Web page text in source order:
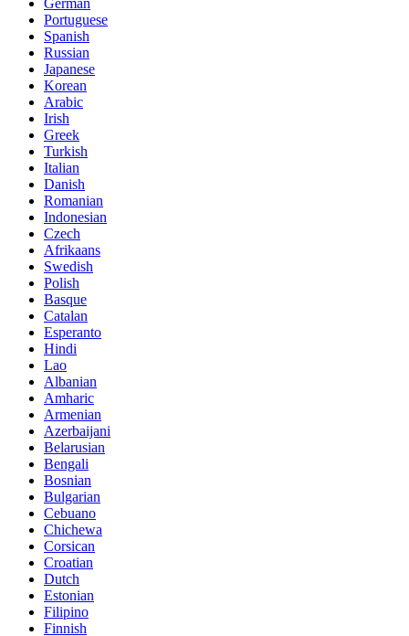
German
Portuguese
Spanish
Russian
Japanese
Korean
Arabic
Irish
Greek
Turkish
Italian
Danish
Romanian
Indonesian
Czech
Afrikaans
Swedish
Polish
Basque
Catalan
Esperanto
Hindi
Lao
Albanian
Amharic
Armenian
Azerbaijani
Belarusian
Bengali
Bosnian
Bulgarian
Cebuano
Chichewa
Corsican
Croatian
Dutch
Estonian
Filipino
Finnish